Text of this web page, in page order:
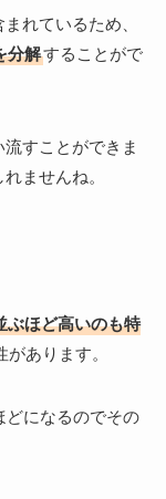
れているため、
分解することがで
すことができま
ませんね。
ぶほど高いのも特
あります。
どになるのでその